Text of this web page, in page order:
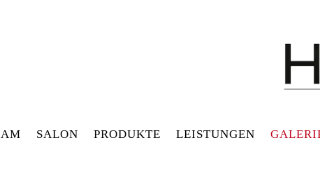
SALON PRODUKTE LEISTUNGEN